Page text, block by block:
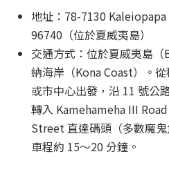
地址：78-7130
96740（位於夏威夷島）
交通方式：位於夏威夷島
納海岸（Kona Coast）。從
或市中心出發，沿 11 號公
轉入 Kamehameha III
Street 直達碼頭（多數魔鬼
車程約 15～20 分鐘。